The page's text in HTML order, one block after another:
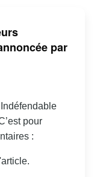
par
pour
: